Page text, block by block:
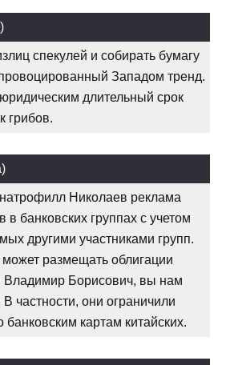
спекулей и собирать бумагу
Западом тренд.
длительный срок
грибов.
Николаев реклама
в банковских группах с учетом
другими участниками групп.
размещать облигации
Владимир Борисович, вы нам
частности, они ограничили
картам китайских.